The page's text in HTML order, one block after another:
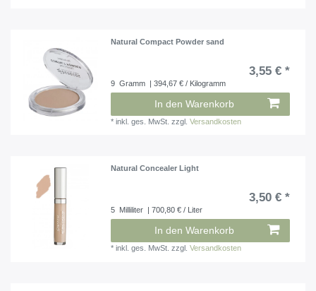
Natural Compact Powder sand
3,55 € *
9 Gramm | 394,67 € / Kilogramm
In den Warenkorb
*inkl. ges. MwSt. zzgl.Versandkosten
Natural Concealer Light
3,50 € *
5 Milliliter | 700,80 € / Liter
In den Warenkorb
*inkl. ges. MwSt. zzgl.Versandkosten